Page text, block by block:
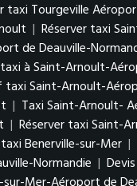
taxi Tourgeville
| Réserver taxi
de Deauville-
à Saint-Arnoult-
taxi Saint-Arnoult-
| Taxi Saint-Arnoult-
| Réserver taxi Saint-
Benerville-sur-Mer |
Normandie |